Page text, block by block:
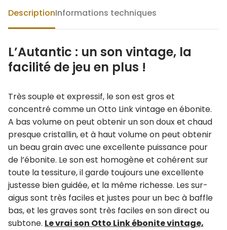
DescriptionInformations techniques
L’Autantic : un son vintage, la
facilité de jeu en plus !
Très souple et expressif, le son est gros et
concentré comme un Otto Link vintage en ébonite.
A bas volume on peut obtenir un son doux et chaud
presque cristallin, et à haut volume on peut obtenir
un beau grain avec une excellente puissance pour
de l’ébonite. Le son est homogène et cohérent sur
toute la tessiture, il garde toujours une excellente
justesse bien guidée, et la même richesse. Les sur-
aigus sont très faciles et justes pour un bec à baffle
bas, et les graves sont très faciles en son direct ou
subtone. Le vrai son Otto Link ébonite vintage,